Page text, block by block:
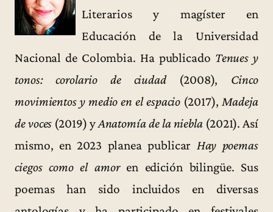
Literarios y magíster en
Educación de la Universidad
Nacional de Colombia. Ha publicado Tenues y
tonos: corolario de ciudad(2008), Cinco
movimientos y medio en el espacio (2017), Madeja
de voces (2019) yAnatomía de la niebla(2021). Así
mismo, en 2023 planea publicar Hay poemas
ciegos como el amoren edición bilingüe. Sus
poemas han sido incluidos en diversas